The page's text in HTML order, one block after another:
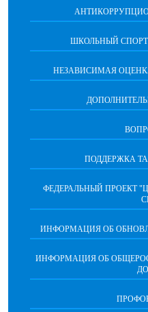
ШКОЛЬНЫЙ
НЕЗАВИСИМАЯ
ПОДДЕРЖКА
ФЕДЕРАЛЬНЫЙ ПРОЕКТ
ИНФОРМАЦИЯ ОБ
ИНФОРМАЦИЯ ОБ